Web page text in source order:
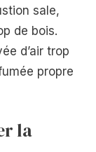
sale,
de bois.
d’air trop
propre
la